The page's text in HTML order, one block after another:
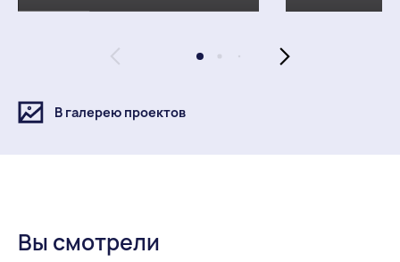
Огнестойкость 14,3NF.pdf
В галерею проектов
Вы смотрели